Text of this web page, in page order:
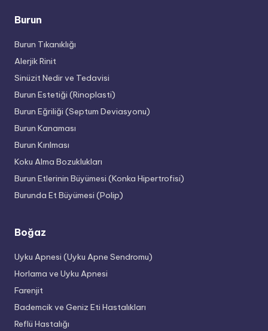
Burun
Burun Tıkanıklığı
Alerjik Rinit
Sinüzit Nedir ve Tedavisi
Burun Estetiği (Rinoplasti)
Burun Eğriliği (Septum Deviasyonu)
Burun Kanaması
Burun Kırılması
Koku Alma Bozuklukları
Burun Etlerinin Büyümesi (Konka Hipertrofisi)
Burunda Et Büyümesi (Polip)
Boğaz
Uyku Apnesi (Uyku Apne Sendromu)
Horlama ve Uyku Apnesi
Farenjit
Bademcik ve Geniz Eti Hastalıkları
Reflü Hastalığı